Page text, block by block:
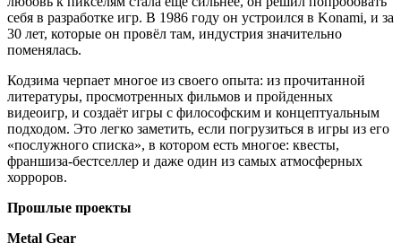
себя в разработке игр. В 1986 году он устроился в Konami, и за
30 лет, которые он провёл там, индустрия значительно
поменялась.
Кодзима черпает многое из своего опыта: из прочитанной
литературы, просмотренных фильмов и пройденных
видеоигр, и создаёт игры с философским и концептуальным
подходом. Это легко заметить, если погрузиться в игры из его
«послужного списка», в котором есть многое: квесты,
франшиза-бестселлер и даже один из самых атмосферных
хорроров.
Прошлые проекты
Metal Gear